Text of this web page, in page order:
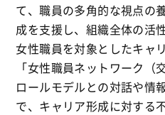
て、職員の多角的な視点の
成を支援し、組織全体の活
女性職員を対象としたキャ
「女性職員ネットワーク（
ロールモデルとの対話や情
で、キャリア形成に対する